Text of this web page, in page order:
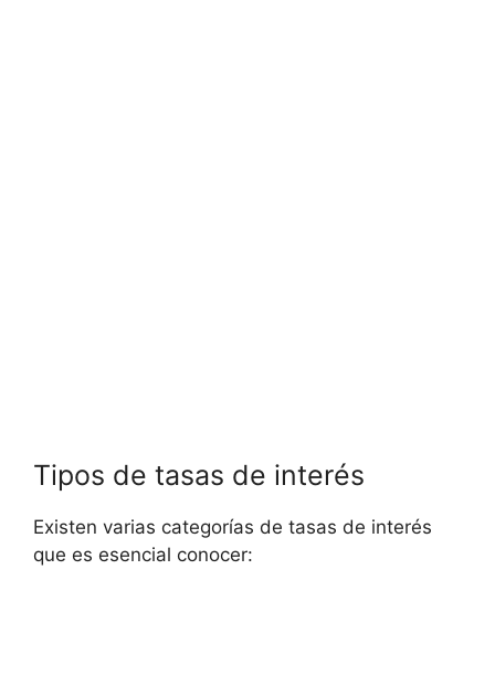
Tipos de tasas de interés
Existen varias categorías de tasas de interés
que es esencial conocer: